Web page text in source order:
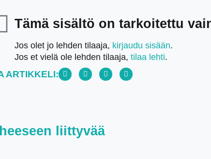
Tämä sisältö on tarkoitettu
Jos olet jo lehden tilaaja, kirjaudu sisään.
Jos et vielä ole lehden tilaaja, tilaa lehti.
ARTIKKELI:
liittyvää